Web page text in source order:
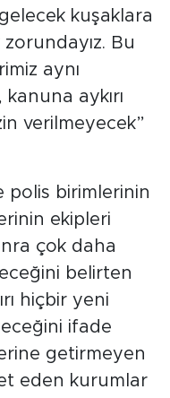
kuşaklara
Bu
aynı
aykırı
verilmeyecek”
polis birimlerinin
ekipleri
çok daha
belirten
hiçbir yeni
ifade
getirmeyen
eden kurumlar